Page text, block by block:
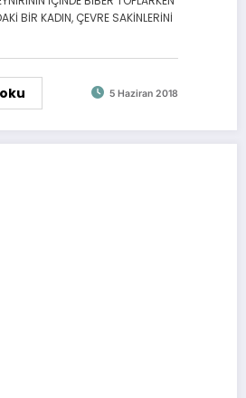
BİR KADIN, ÇEVRE SAKİNLERİNİ
5 Haziran 2018